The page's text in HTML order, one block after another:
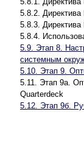
5.8.2. Директива
5.8.3. Директива
5.8.4.
5.9. Этап 8.
системным
5.10. Этап 9.
5.11. Этап 9а.
Quarterdeck
5.12. Этап 9б.